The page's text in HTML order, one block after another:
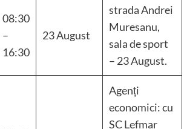
08:30
–
16:30
23 August
strada Andrei
Muresanu,
sala de sport
– 23 August.
Agenți
economici: cu
SC Lefmar